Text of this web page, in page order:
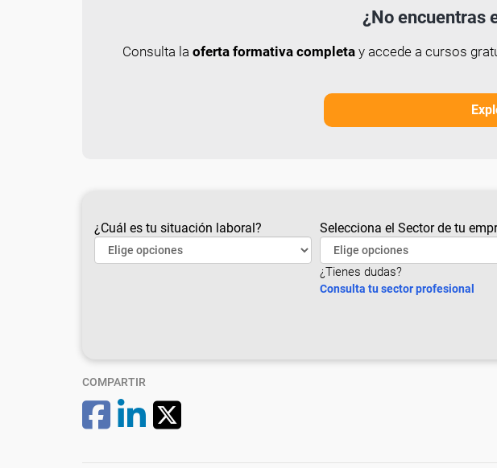
¿No encuentras
Consulta la oferta formativa completay accede a cursos
¿Cuál es tu situación laboral? Selecciona el Sector de tu
¿Tienes dudas?
Consulta tu sector profesional
COMPARTIR